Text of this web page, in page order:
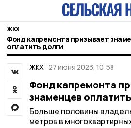
ЖКХ
Фонд капремонта призывает
оплатить долги
ЖКХ 27 июня 2023, 10:58
Фонд капремонта
знаменцев
Больше половины
метров в